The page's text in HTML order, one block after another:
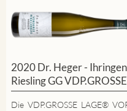
2020 Dr. Heger -
Riesling GG
Die VDP.GROSSE LAGE®